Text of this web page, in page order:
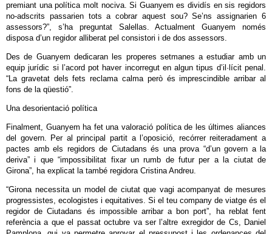
premiant una política molt nociva. Si Guanyem es dividís en sis regidors
no-adscrits passarien tots a cobrar aquest sou? Se’ns assignarien 6
assessors?”, s’ha preguntat Salellas. Actualment Guanyem només
disposa d’un regidor alliberat pel consistori i de dos assessors.
Des de Guanyem dedicaran les properes setmanes a estudiar amb un
equip jurídic si l’acord pot haver incorregut en algun tipus d’il·lícit penal.
“La gravetat dels fets reclama calma però és imprescindible arribar al
fons de la qüestió”.
Una desorientació política
Finalment, Guanyem ha fet una valoració política de les últimes aliances
del govern. Per al principal partit a l’oposició, recórrer reiteradament a
pactes amb els regidors de Ciutadans és una prova “d’un govern a la
deriva” i que “impossibilitat fixar un rumb de futur per a la ciutat de
Girona”, ha explicat la també regidora Cristina Andreu.
“Girona necessita un model de ciutat que vagi acompanyat de mesures
progressistes, ecologistes i equitatives. Si el teu company de viatge és el
regidor de Ciutadans és impossible arribar a bon port”, ha reblat fent
referència a que el passat octubre va ser l’altre exregidor de Cs, Daniel